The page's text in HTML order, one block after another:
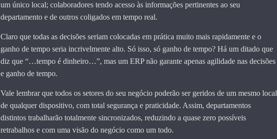
um único local; colaboradores tendo acesso às informações pertinentes ao seu
departamento e de outros coligados em tempo real.
Claro que todas as decisões seriam colocadas em prática muito mais rapidamente e o
ganho de tempo seria incrivelmente alto. Só isso, só ganho de tempo? Há um ditado que
diz que “…tempo é dinheiro…”, mas um ERP não garante apenas agilidade nas decisões
e ganho de tempo.
Vale lembrar que todos os setores do seu negócio poderão ser geridos de um mesmo local
de qualquer dispositivo, com total segurança e praticidade. Assim, departamentos
distintos trabalharão totalmente sincronizados, reduzindo a quase zero possíveis
retrabalhos e com uma visão do negócio como um todo.